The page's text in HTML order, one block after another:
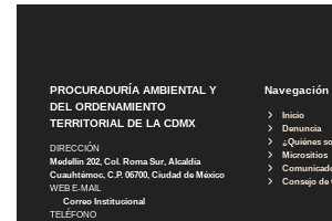
PROCURADURÍA AMBIENTAL Y
DEL ORDENAMIENTO
TERRITORIAL DE LA CDMX
DIRECCIÓN
Medellín 202, Col. Roma Sur, Alcaldía
Cuauhtémoc, C.P. 06700, Ciudad de México
WEB E-MAIL
Correo Institucional
TELÉFONO
Navegación
Inicio
Denuncia
¿Quiénes
Micrositios
Consejo de